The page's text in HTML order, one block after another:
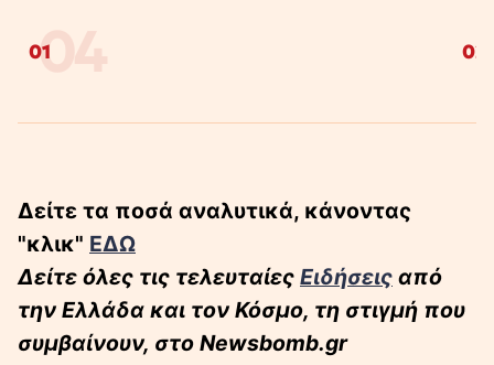
0104 02
Δείτε τα ποσά αναλυτικά, κάνοντας
"κλικ" ΕΔΩ
Δείτε όλες τις τελευταίες Ειδήσεις από
την Ελλάδα και τον Κόσμο, τη στιγμή που
συμβαίνουν, στο Newsbomb.gr